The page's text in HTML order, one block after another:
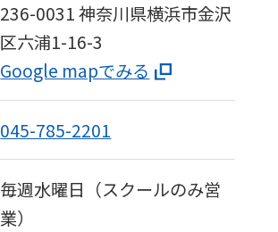
236-0031神奈川県横浜市金沢
区六浦1-16-3
Google mapでみる
045-785-2201
毎週水曜日（スクールのみ営
業）